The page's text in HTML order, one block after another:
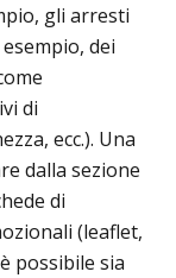
gli arresti
dei
di
ecc.). Una
dalla sezione
di
(leaflet,
possibile sia